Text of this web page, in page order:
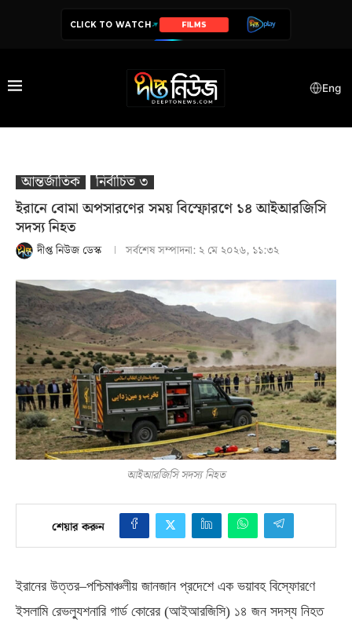
CLICK TO WATCH SERIES
Eng
আন্তর্জাতিক
নির্বাচিত ৩
ইরানে বোমা অপসারণের সময় বিস্ফোরণে ১৪ আইআরজিসি
সদস্য নিহত
দীপ্ত নিউজ ডেস্ক সর্বশেষ সম্পাদনা: ২ মে ২০২৬, ১১:৩২
আইআরজিসি সদস্য নিহত
শেয়ার করুন
ইরানের উত্তর–পশ্চিমাঞ্চলীয় জানজান প্রদেশে এক ভয়াবহ বিস্ফোরণে
ইসলামি রেভল্যুশনারি গার্ড কোরের (আইআরজিসি) ১৪ জন সদস্য নিহত